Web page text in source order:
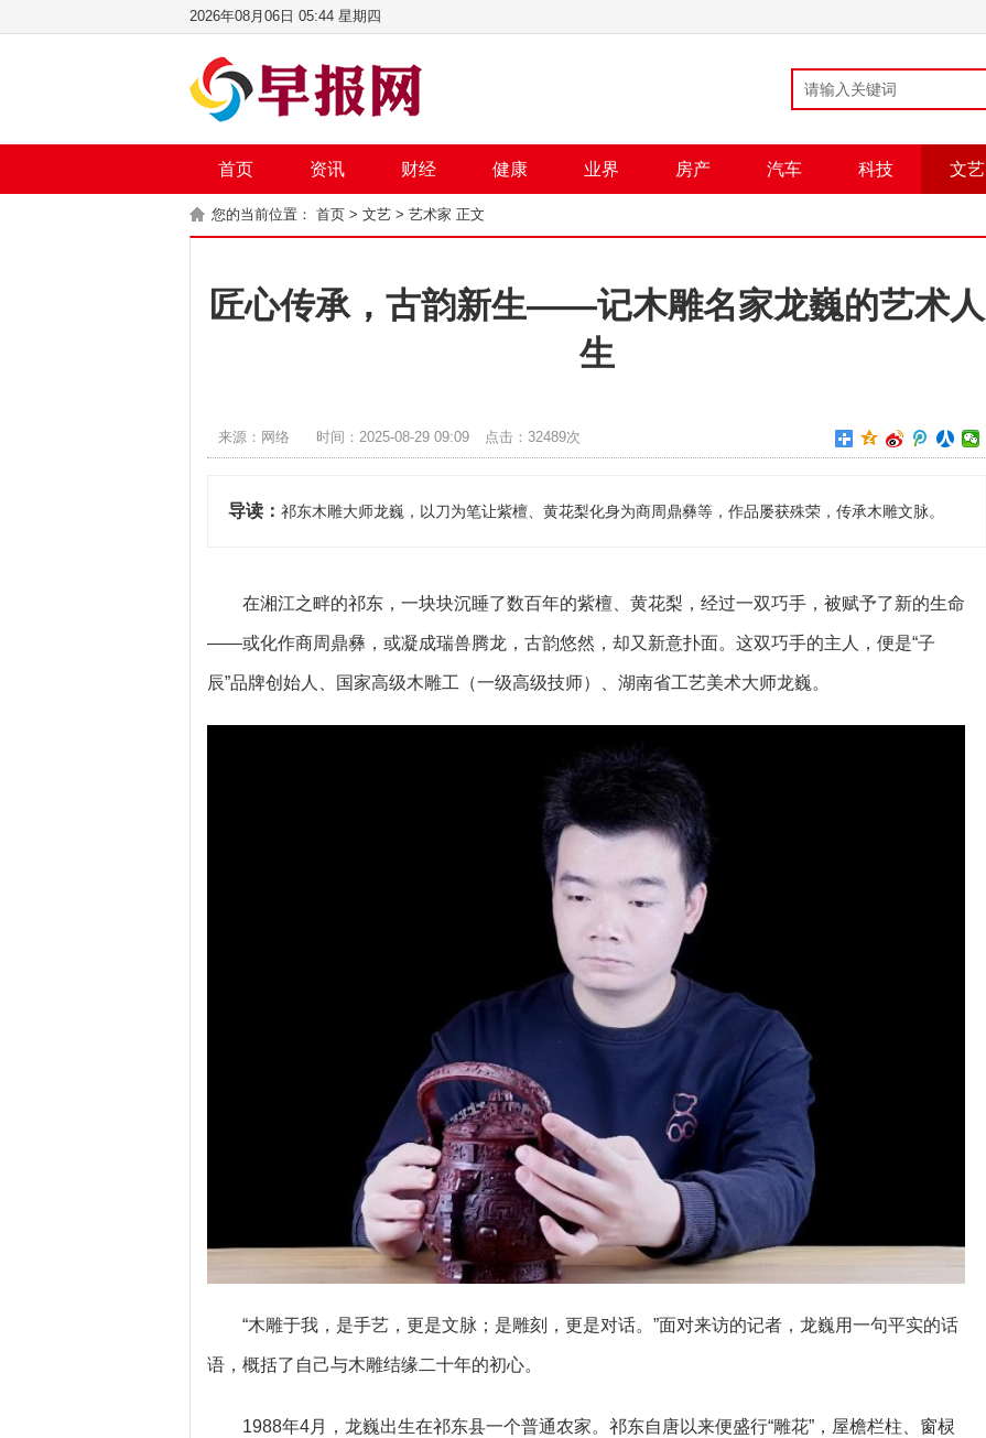
2026年08月06日 05:44 星期四
首页 资讯 财经 健康 业界 房产 汽车 科技 文艺
您的当前位置： 首页 > 文艺 > 艺术家 正文
匠心传承，古韵新生——记木雕名家龙巍的艺术人
生
来源：网络 时间：2025-08-29 09:09 点击： 32489次
导读： 祁东木雕大师龙巍，以刀为笔让紫檀、黄花梨化身为商周鼎彝等，作品屡获殊荣，传承木雕文脉。
在湘江之畔的祁东，一块块沉睡了数百年的紫檀、黄花梨，经过一双巧手，被赋予了新的生命
——或化作商周鼎彝，或凝成瑞兽腾龙，古韵悠然，却又新意扑面。这双巧手的主人，便是“子
辰”品牌创始人、国家高级木雕工（一级高级技师）、湖南省工艺美术大师龙巍。
“木雕于我，是手艺，更是文脉；是雕刻，更是对话。”面对来访的记者，龙巍用一句平实的话
语，概括了自己与木雕结缘二十年的初心。
1988年4月，龙巍出生在祁东县一个普通农家。祁东自唐以来便盛行“雕花”，屋檐栏柱、窗棂